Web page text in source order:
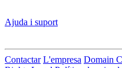
Ajuda i suport
Contactar L'empresa Domain